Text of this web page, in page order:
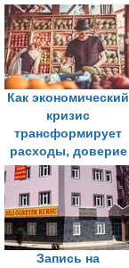
Как экономический
кризис
трансформирует
расходы, доверие
и социальную
жизнь в Турции
Запись на